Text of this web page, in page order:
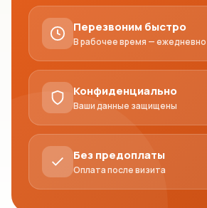
Перезвоним быстро
В рабочее время — ежедневно
Конфиденциально
Ваши данные защищены
Без предоплаты
Оплата после визита